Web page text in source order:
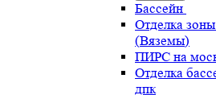
Бассейн
Отделка
(Вяземы)
ПИРС на
Отделка
дпк